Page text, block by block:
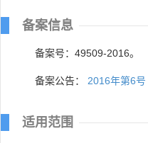
备案信息
备案号：49509-2016。
备案公告： 2016年第6号
适用范围